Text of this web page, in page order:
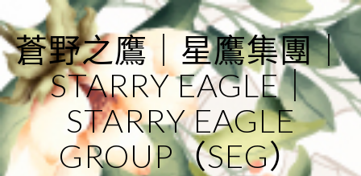
to
content
蒼野之鷹｜星鷹集團｜
STARRY EAGLE｜
STARRY EAGLE
GROUP（SEG）